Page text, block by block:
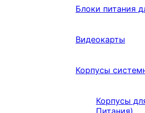
Блоки питания
Видеокарты
Корпусы
Корпусы